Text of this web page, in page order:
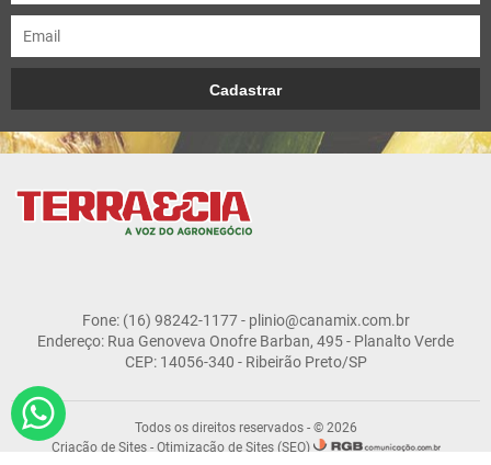
Fone: (16) 98242-1177 - plinio@canamix.com.br
Endereço: Rua Genoveva Onofre Barban, 495 - Planalto Verde
CEP: 14056-340 - Ribeirão Preto/SP
Todos os direitos reservados - © 2026
Criação de Sites- Otimização de Sites (SEO)